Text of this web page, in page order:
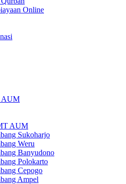
Online
AUM
AUM
Sukoharjo
Weru
Banyudono
Polokarto
Cepogo
Ampel